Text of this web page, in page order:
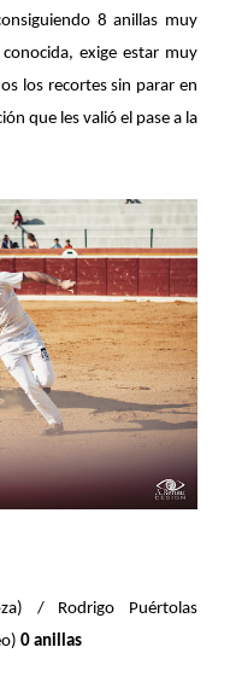
8 anillas muy
exige estar muy
los recortes sin parar en
que les valió el pase a la
/ Rodrigo Puértolas
0 anillas